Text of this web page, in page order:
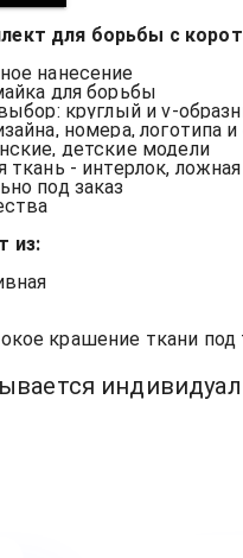
для борьбы с
нанесение
для борьбы
круглый и v-
номера, логотипа
детские модели
ткань - интерлок,
под заказ
из:
крашение ткани